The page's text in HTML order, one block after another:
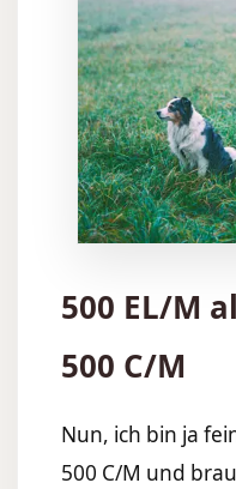
500 EL/M
500 C/M
Nun, ich bin ja
500 C/M und